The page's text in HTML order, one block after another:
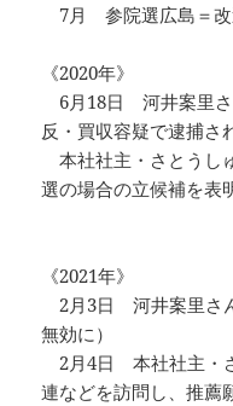
7月 参院選広島＝改
《2020年》
6月18日 河井案里さ
反・買収容疑で逮捕さ
本社社主・さとうし
選の場合の立候補を表
《2021年》
2月3日 河井案里さ
無効に）
2月4日 本社社主・
連などを訪問し、推